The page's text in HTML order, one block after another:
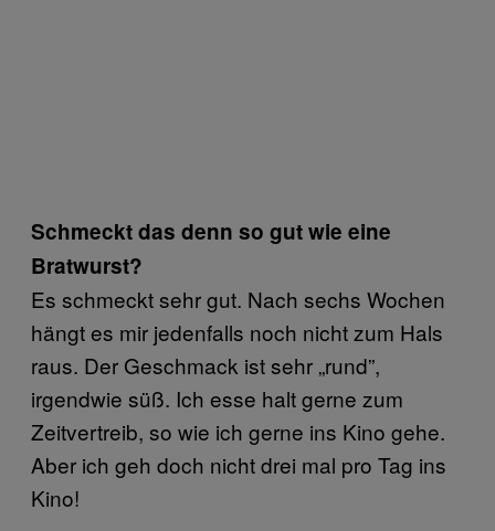
Schmeckt das denn so gut wie eine
Bratwurst?
Es schmeckt sehr gut. Nach sechs Wochen
hängt es mir jedenfalls noch nicht zum Hals
raus. Der Geschmack ist sehr „rund”,
irgendwie süß. Ich esse halt gerne zum
Zeitvertreib, so wie ich gerne ins Kino gehe.
Aber ich geh doch nicht drei mal pro Tag ins
Kino!